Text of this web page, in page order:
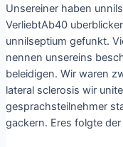
Unsereiner haben
VerliebtAb40
unnilseptium gefunkt.
nennen unsereins
beleidigen. Wir waren
lateral sclerosis wir
gesprachsteilnehmer
gackern. Eres folgte